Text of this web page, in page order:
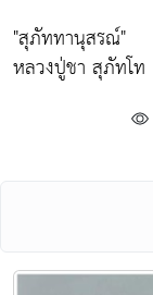
"สุภัททานุสรณ์"
หลวงปู่ชา สุภัทโท